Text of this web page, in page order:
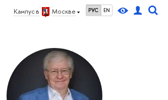
Кампус в Москве РУС EN